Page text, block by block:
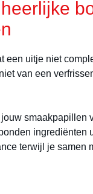
een uitje niet
van een
smaakpapillen
ingrediënten
terwijl je samen